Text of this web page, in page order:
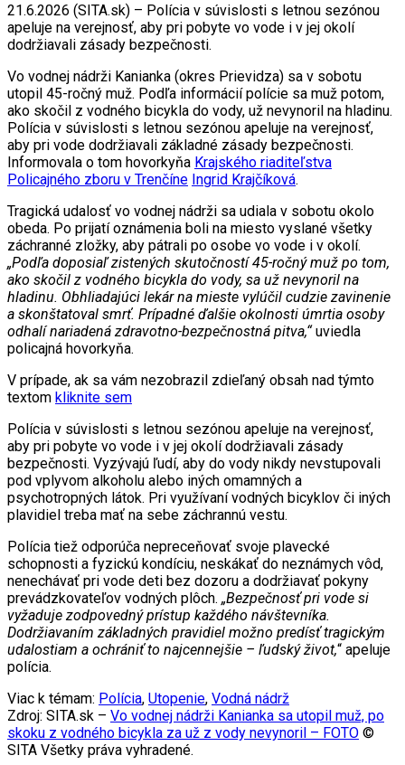
21.6.2026 (SITA.sk) – Polícia v súvislosti s letnou sezónou
apeluje na verejnosť, aby pri pobyte vo vode i v jej okolí
dodržiavali zásady bezpečnosti.
Vo vodnej nádrži Kanianka (okres Prievidza) sa v sobotu
utopil 45-ročný muž. Podľa informácií polície sa muž potom,
ako skočil z vodného bicykla do vody, už nevynoril na hladinu.
Polícia v súvislosti s letnou sezónou apeluje na verejnosť,
aby pri vode dodržiavali základné zásady bezpečnosti.
Informovala o tom hovorkyňa Krajského riaditeľstva
Policajného zboru v Trenčíne Ingrid Krajčíková.
Tragická udalosť vo vodnej nádrži sa udiala v sobotu okolo
obeda. Po prijatí oznámenia boli na miesto vyslané všetky
záchranné zložky, aby pátrali po osobe vo vode i v okolí.
„Podľa doposiaľ zistených skutočností 45-ročný muž po tom,
ako skočil z vodného bicykla do vody, sa už nevynoril na
hladinu. Obhliadajúci lekár na mieste vylúčil cudzie zavinenie
a skonštatoval smrť. Prípadné ďalšie okolnosti úmrtia osoby
odhalí nariadená zdravotno-bezpečnostná pitva,“uviedla
policajná hovorkyňa.
V prípade, ak sa vám nezobrazil zdieľaný obsah nad týmto
textom kliknite sem
Polícia v súvislosti s letnou sezónou apeluje na verejnosť,
aby pri pobyte vo vode i v jej okolí dodržiavali zásady
bezpečnosti. Vyzývajú ľudí, aby do vody nikdy nevstupovali
pod vplyvom alkoholu alebo iných omamných a
psychotropných látok. Pri využívaní vodných bicyklov či iných
plavidiel treba mať na sebe záchrannú vestu.
Polícia tiež odporúča nepreceňovať svoje plavecké
schopnosti a fyzickú kondíciu, neskákať do neznámych vôd,
nenechávať pri vode deti bez dozoru a dodržiavať pokyny
prevádzkovateľov vodných plôch. „Bezpečnosť pri vode si
vyžaduje zodpovedný prístup každého návštevníka.
Dodržiavaním základných pravidiel možno predísť tragickým
udalostiam a ochrániť to najcennejšie – ľudský život,“ apeluje
polícia.
Viac k témam: Polícia, Utopenie, Vodná nádrž
Zdroj: SITA.sk – Vo vodnej nádrži Kanianka sa utopil muž, po
skoku z vodného bicykla za už z vody nevynoril – FOTO ©
SITA Všetky práva vyhradené.